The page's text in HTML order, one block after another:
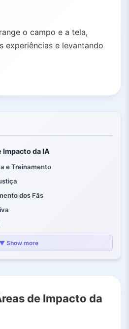
o campo e a tela,
experiências e levantando
Impacto da IA
e Treinamento
dos Fãs
dos Fãs
▼ Show more
de Impacto da